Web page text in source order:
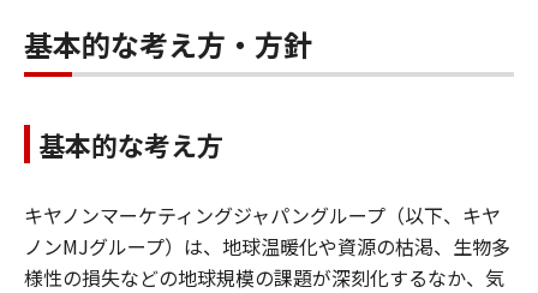
基本的な考え方・方針
基本的な考え方
キヤノンマーケティングジャパングループ（以下、キヤ
ノンMJグループ）は、地球温暖化や資源の枯渇、生物多
様性の損失などの地球規模の課題が深刻化するなか、気